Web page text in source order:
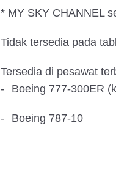
* MY SKY CHANNEL
Tidak tersedia pada
Tersedia di pesawat
Boeing 777-300ER
Boeing 787-10